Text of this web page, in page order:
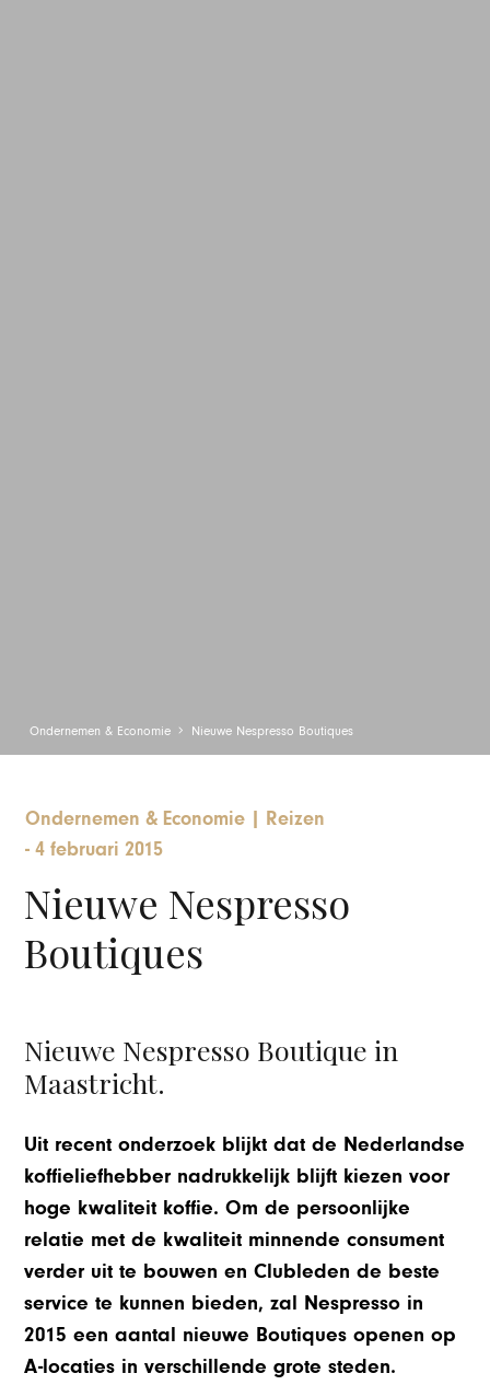
Ondernemen & Economie Nieuwe Nespresso Boutiques
Ondernemen & Economie
Reizen
-4 februari 2015
Nieuwe Nespresso
Boutiques
Nieuwe Nespresso Boutique in
Maastricht.
Uit recent onderzoek blijkt dat de Nederlandse
koffieliefhebber nadrukkelijk blijft kiezen voor
hoge kwaliteit koffie. Om de persoonlijke
relatie met de kwaliteit minnende consument
verder uit te bouwen en Clubleden de beste
service te kunnen bieden, zal Nespresso in
2015 een aantal nieuwe Boutiques openen op
A-locaties in verschillende grote steden.